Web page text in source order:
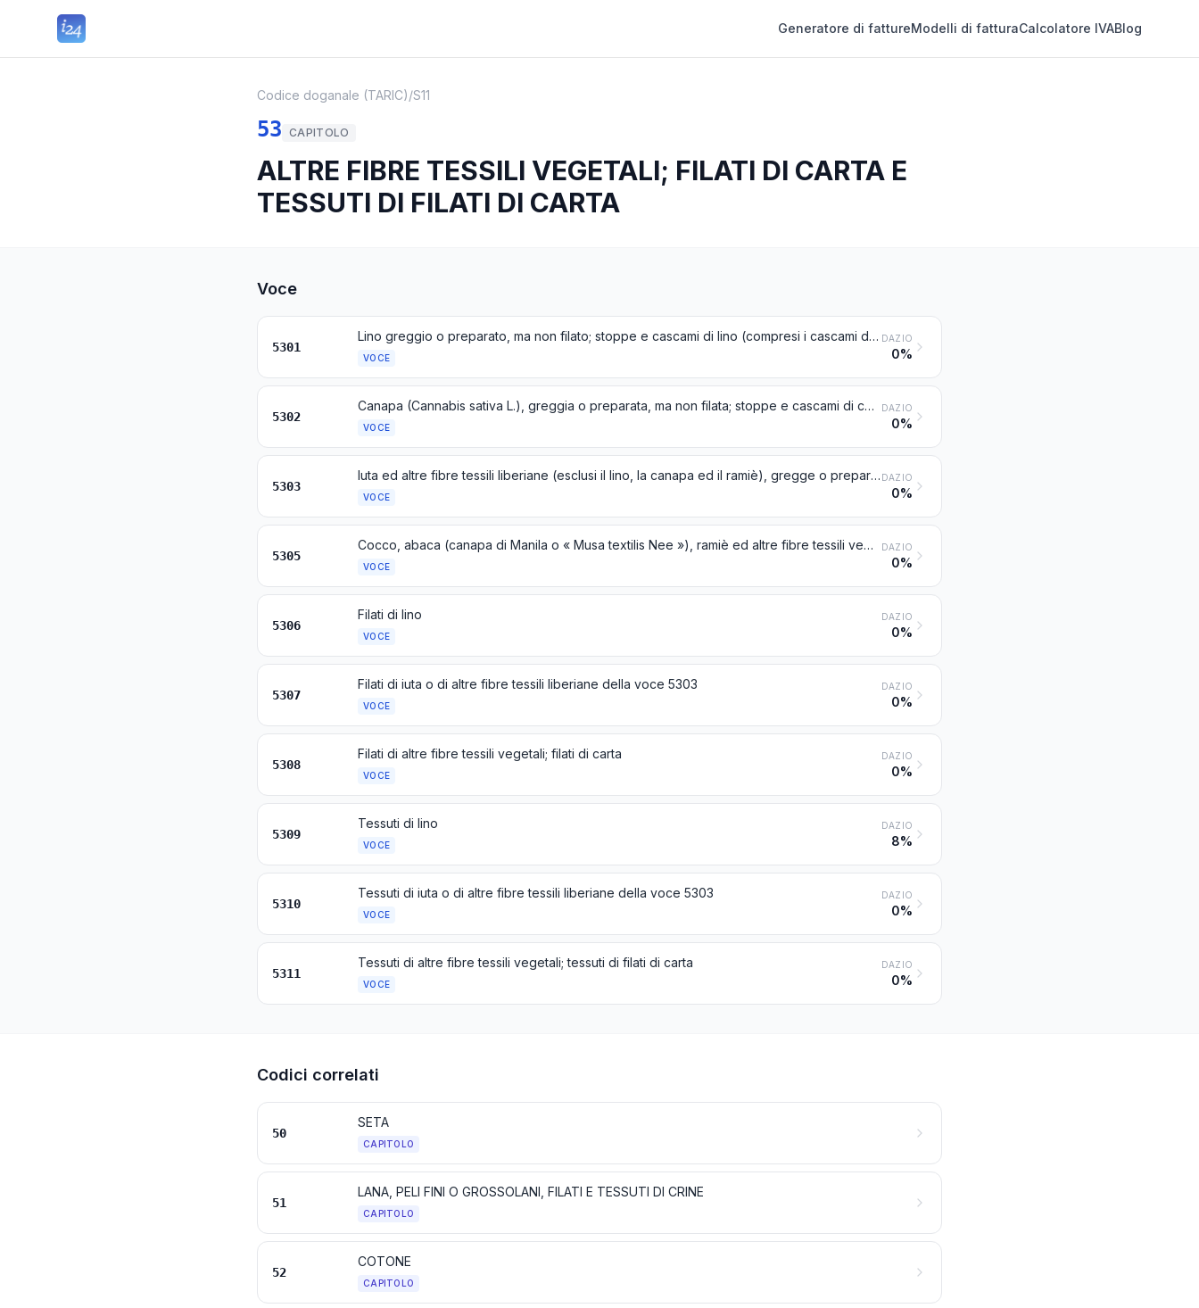
Generatore di fattureModelli di fatturaCalcolatore IVABlog
Codice doganale (TARIC)/S11
53 CAPITOLO
ALTRE FIBRE TESSILI VEGETALI; FILATI DI CARTA E
TESSUTI DI FILATI DI CARTA
Voce
5301
Lino greggio o preparato, ma non filato; stoppe e cascami di lino (compresi i cascami di filati e gli sfilacciati)
VOCE
DAZIO
0%
5302
Canapa (Cannabis sativa L.), greggia o preparata, ma non filata; stoppe e cascami di canapa (compresi i cascami di filati e gli sfilacciati)
VOCE
DAZIO
0%
5303
Iuta ed altre fibre tessili liberiane (esclusi il lino, la canapa ed il ramiè), gregge o preparate, ma non filate; stoppe e cascami di tali fibre (compresi i cascami di filati e gli sfilacciati)
VOCE
DAZIO
0%
5305
Cocco, abaca (canapa di Manila o « Musa textilis Nee »), ramiè ed altre fibre tessili vegetali non nominate né comprese altrove, gregge o preparate ma non filate; stoppe e cascami di tali fibre (compresi i cascami di filati e gli sfilacciati)
VOCE
DAZIO
0%
5306
Filati di lino
VOCE
DAZIO
0%
5307
Filati di iuta o di altre fibre tessili liberiane della voce 5303
VOCE
DAZIO
0%
5308
Filati di altre fibre tessili vegetali; filati di carta
VOCE
DAZIO
0%
5309
Tessuti di lino
VOCE
DAZIO
8%
5310
Tessuti di iuta o di altre fibre tessili liberiane della voce 5303
VOCE
DAZIO
0%
5311
Tessuti di altre fibre tessili vegetali; tessuti di filati di carta
VOCE
DAZIO
0%
Codici correlati
50
SETA
CAPITOLO
51
LANA, PELI FINI O GROSSOLANI, FILATI E TESSUTI DI CRINE
CAPITOLO
52
COTONE
CAPITOLO